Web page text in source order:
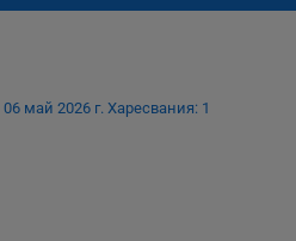
06 май 2026 г. Харесвания: 1